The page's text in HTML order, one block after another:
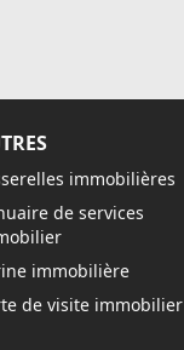
immobilières
de services
immobilière
de visite immobilier